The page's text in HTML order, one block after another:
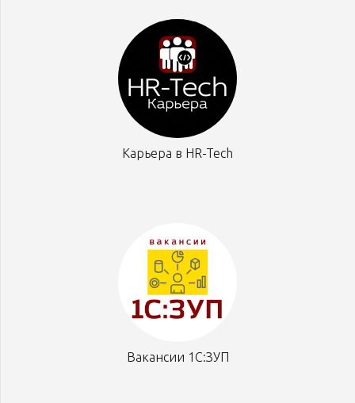
Карьера в HR-Tech
Вакансии 1С:ЗУП